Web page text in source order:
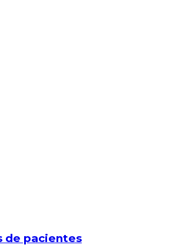
de pacientes